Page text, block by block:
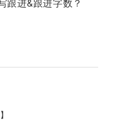
跟进&跟进字数？